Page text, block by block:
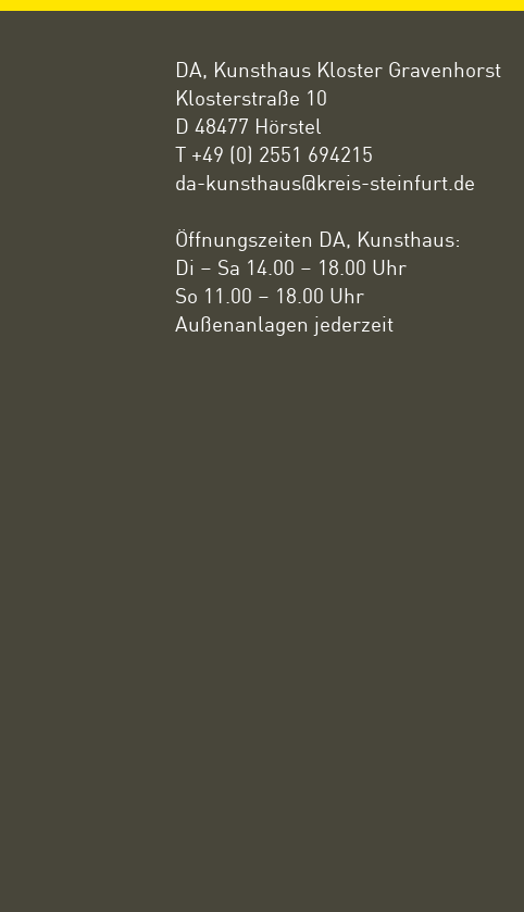
DA, Kunsthaus Kloster Gravenhorst
Klosterstraße 10
D 48477 Hörstel
T +49 (0) 2551 694215
da-kunsthaus@kreis-steinfurt.de
Öffnungszeiten DA, Kunsthaus:
Di – Sa 14.00 – 18.00 Uhr
So 11.00 – 18.00 Uhr
Außenanlagen jederzeit